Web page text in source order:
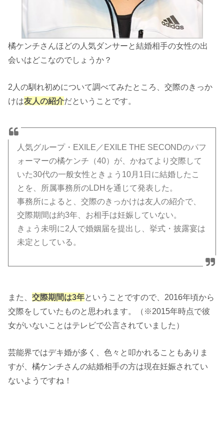
橘ケンチさんほどの人気ダンサーと結婚相手の女性の出
会いはどこなのでしょうか？
2人の馴れ初めについて調べてみたところ、交際のきっか
けは友人の紹介だということです。
人気グループ・EXILE／EXILE THE SECONDのパフ
ォーマーの橘ケンチ（40）が、かねてより交際して
いた30代の一般女性ときょう10月1日に結婚したこ
とを、所属事務所のLDHを通じて発表した。
事務所によると、交際のきっかけは友人の紹介で、
交際期間は約3年、お相手は妊娠していない。
きょう未明に2人で婚姻届を提出し、挙式・披露宴は
未定としている。
また、交際期間は3年ということですので、2016年頃から
交際をしていたものと思われます。（※2015年時点で彼
女がいないことはテレビで公言されていました）
芸能界ではデキ婚が多く、色々と叩かれることもありま
すが、橘ケンチさんの結婚相手の方は現在妊娠されてい
ないようですね！